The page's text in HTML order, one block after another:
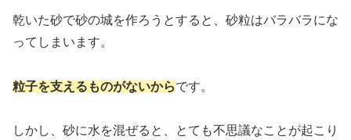
乾いた砂で砂の城を作ろうとすると、砂粒はバラバラにな
ってしまいます。
粒子を支えるものがないからです。
しかし、砂に水を混ぜると、とても不思議なことが起こり